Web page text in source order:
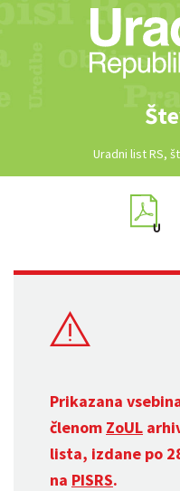
Uradni list RS,
Prikazana
členom ZoUL
lista, izdane po
na PISRS.